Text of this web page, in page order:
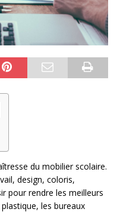
du mobilier scolaire.
design, coloris,
pour rendre les meilleurs
les bureaux